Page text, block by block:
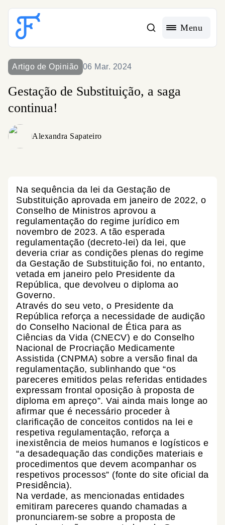
Acessible Menu Logo
Menu
Artigo de Opinião 06 Mar. 2024
Gestação de Substituição, a saga
continua!
Alexandra Sapateiro
Na sequência da lei da Gestação de
Substituição aprovada em janeiro de 2022, o
Conselho de Ministros aprovou a
regulamentação do regime jurídico em
novembro de 2023. A tão esperada
regulamentação (decreto-lei) da lei, que
deveria criar as condições plenas do regime
da Gestação de Substituição foi, no entanto,
vetada em janeiro pelo Presidente da
República, que devolveu o diploma ao
Governo.
Através do seu veto, o Presidente da
República reforça a necessidade de audição
do Conselho Nacional de Ética para as
Ciências da Vida (CNECV) e do Conselho
Nacional de Procriação Medicamente
Assistida (CNPMA) sobre a versão final da
regulamentação, sublinhando que “os
pareceres emitidos pelas referidas entidades
expressam frontal oposição à proposta de
diploma em apreço”. Vai ainda mais longe ao
afirmar que é necessário proceder à
clarificação de conceitos contidos na lei e
respetiva regulamentação, reforça a
inexistência de meios humanos e logísticos e
“a desadequação das condições materiais e
procedimentos que devem acompanhar os
respetivos processos” (fonte do site oficial da
Presidência).
Na verdade, as mencionadas entidades
emitiram pareceres quando chamadas a
pronunciarem-se sobre a proposta de